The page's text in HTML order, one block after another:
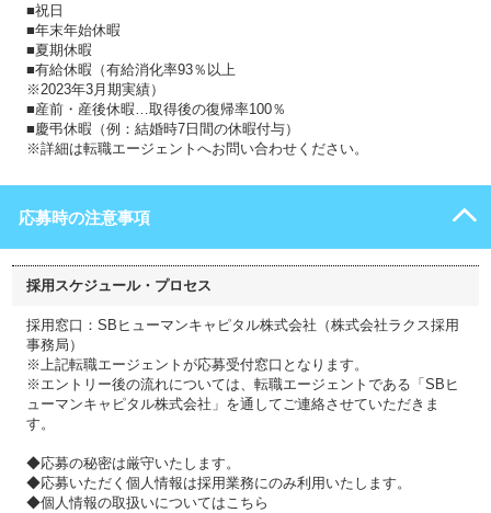
■祝日
■年末年始休暇
■夏期休暇
■有給休暇（有給消化率93％以上
※2023年3月期実績）
■産前・産後休暇…取得後の復帰率100％
■慶弔休暇（例：結婚時7日間の休暇付与）
※詳細は転職エージェントへお問い合わせください。
応募時の注意事項
採用スケジュール・プロセス
採用窓口：SBヒューマンキャピタル株式会社（株式会社ラクス採用
事務局）
※上記転職エージェントが応募受付窓口となります。
※エントリー後の流れについては、転職エージェントである「SBヒ
ューマンキャピタル株式会社」を通してご連絡させていただきま
す。
◆応募の秘密は厳守いたします。
◆応募いただく個人情報は採用業務にのみ利用いたします。
◆個人情報の取扱いについてはこちら